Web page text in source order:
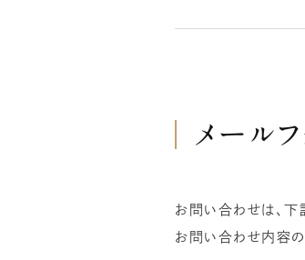
メール
お問い合わせは、下
お問い合わせ内容の